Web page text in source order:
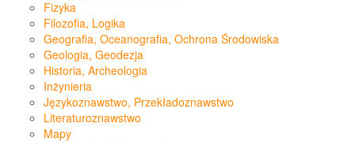
Fizyka
Filozofia, Logika
Geografia, Oceanografia, Ochrona Środowiska
Geologia, Geodezja
Historia, Archeologia
Inżynieria
Językoznawstwo, Przekładoznawstwo
Literaturoznawstwo
Mapy